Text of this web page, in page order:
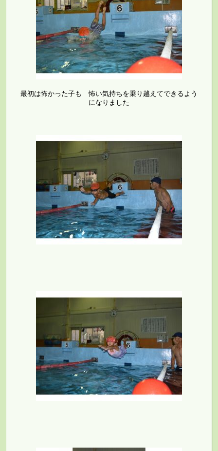
最初は怖かった子も 怖い気持ちを乗り越えてできるよう
になりました